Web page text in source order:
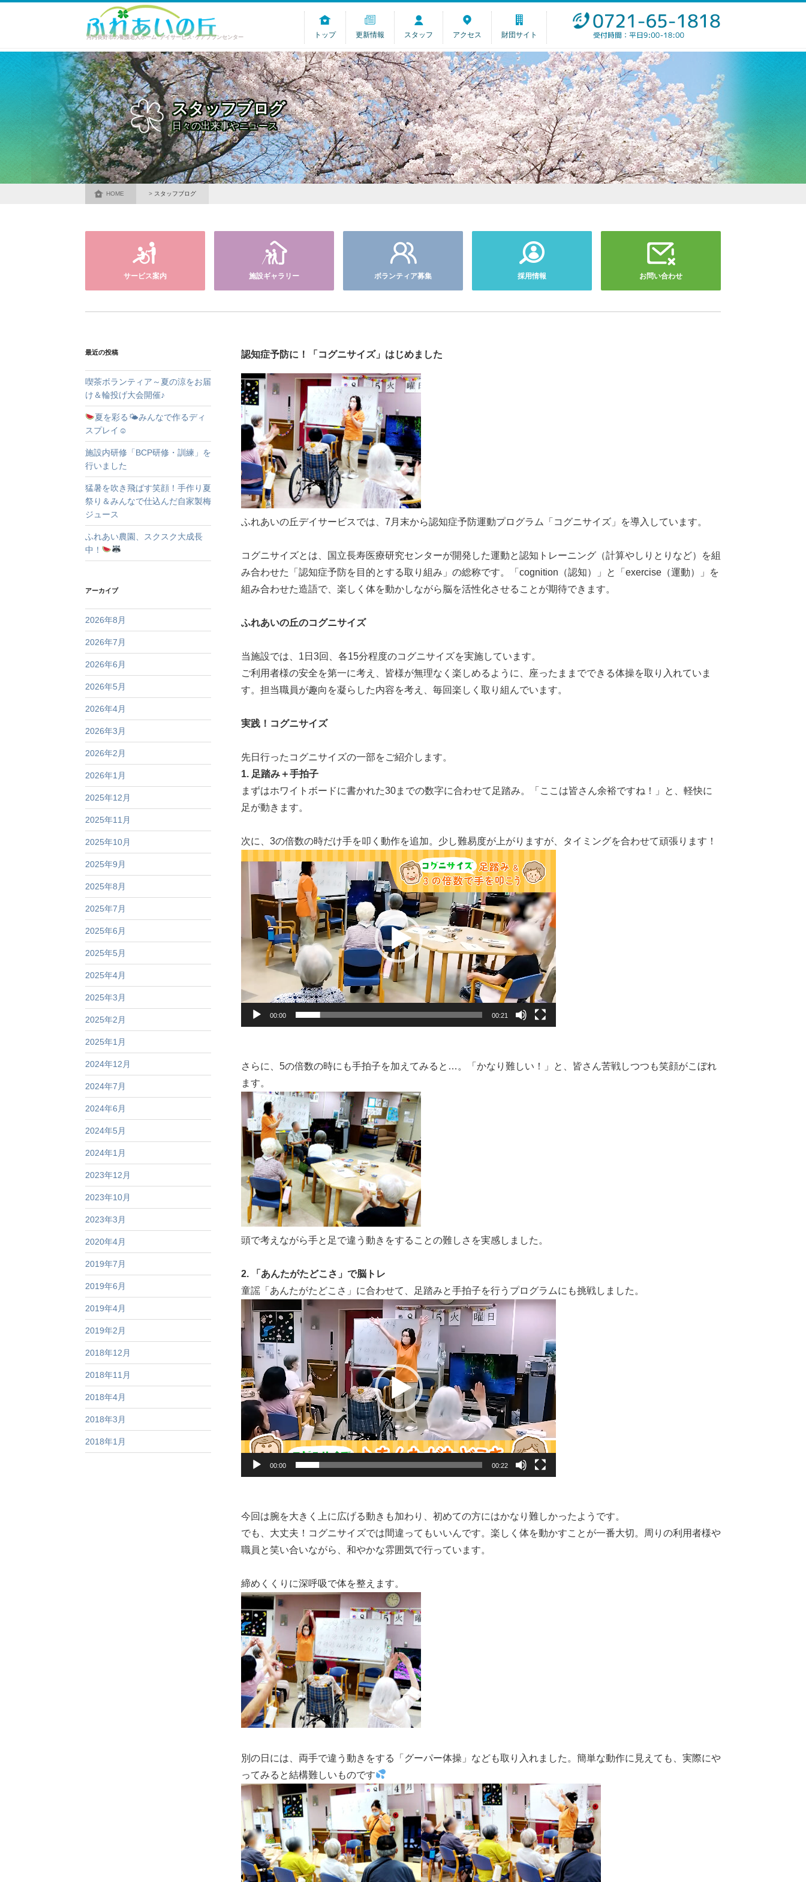
河内長野市の養護老人ホーム･デイサービス･ケアプランセンター トップ 更新情報 スタッフ アクセス 財団サイト
スタッフブログ
日々の出来事やニュース
HOME スタッフブログ
サービス案内 施設ギャラリー ボランティア募集 採用情報 お問い合わせ
認知症予防に！「コグニサイズ」はじめました
ふれあいの丘デイサービスでは、7月末から認知症予防運動プログラム「コグニサイズ」を導入しています。
コグニサイズとは、国立長寿医療研究センターが開発した運動と認知トレーニング（計算やしりとりなど）を組
み合わせた「認知症予防を目的とする取り組み」の総称です。「cognition（認知）」と「exercise（運動）」を
組み合わせた造語で、楽しく体を動かしながら脳を活性化させることが期待できます。
ふれあいの丘のコグニサイズ
当施設では、1日3回、各15分程度のコグニサイズを実施しています。
ご利用者様の安全を第一に考え、皆様が無理なく楽しめるように、座ったままでできる体操を取り入れていま
す。担当職員が趣向を凝らした内容を考え、毎回楽しく取り組んでいます。
実践！コグニサイズ
先日行ったコグニサイズの一部をご紹介します。
1. 足踏み＋手拍子
まずはホワイトボードに書かれた30までの数字に合わせて足踏み。「ここは皆さん余裕ですね！」と、軽快に
足が動きます。
次に、3の倍数の時だけ手を叩く動作を追加。少し難易度が上がりますが、タイミングを合わせて頑張ります！
ヤ
00:00 00:21
さらに、5の倍数の時にも手拍子を加えてみると…。「かなり難しい！」と、皆さん苦戦しつつも笑顔がこぼれ
ます。
頭で考えながら手と足で違う動きをすることの難しさを実感しました。
2. 「あんたがたどこさ」で脳トレ
童謡「あんたがたどこさ」に合わせて、足踏みと手拍子を行うプログラムにも挑戦しました。
画
プ
レ
ー
ヤ
ー
00:00 00:22
今回は腕を大きく上に広げる動きも加わり、初めての方にはかなり難しかったようです。
でも、大丈夫！コグニサイズでは間違ってもいいんです。楽しく体を動かすことが一番大切。周りの利用者様や
職員と笑い合いながら、和やかな雰囲気で行っています。
締めくくりに深呼吸で体を整えます。
別の日には、両手で違う動きをする「グーパー体操」なども取り入れました。簡単な動作に見えても、実際にや
ってみると結構難しいものです
最近の投稿
喫茶ボランティア～夏の涼をお届
け＆輪投げ大会開催♪
夏を彩る🌤みんなで作るディ
スプレイ☺
施設内研修「BCP研修・訓練」を
行いました
猛暑を吹き飛ばす笑顔！手作り夏
祭り＆みんなで仕込んだ自家製梅
ジュース
ふれあい農園、スクスク大成長
中！
アーカイブ
2026年8月
2026年7月
2026年6月
2026年5月
2026年4月
2026年3月
2026年2月
2026年1月
2025年12月
2025年11月
2025年10月
2025年9月
2025年8月
2025年7月
2025年6月
2025年5月
2025年4月
2025年3月
2025年2月
2025年1月
2024年12月
2024年7月
2024年6月
2024年5月
2024年1月
2023年12月
2023年10月
2023年3月
2020年4月
2019年7月
2019年6月
2019年4月
2019年2月
2018年12月
2018年11月
2018年4月
2018年3月
2018年1月